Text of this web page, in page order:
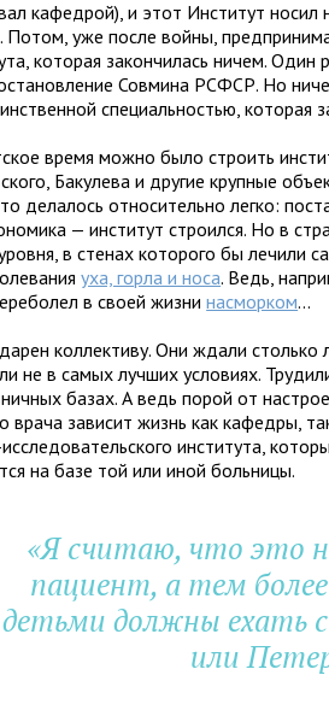
кафед­рой), и этот Институт
Потом, уже после войны,
кото­рая закон­чи­лась ничем.
Совмина РСФСР. Но
спе­ци­аль­но­стью, кото­рая
время можно было стро­ить
Бакулева и дру­гие круп­ные
дела­лось отно­си­тельно легко:
— инсти­тут строился. Но в
в сте­нах кото­рого бы лечили
уха, горла и носа. Ведь,
в своей жизнинасморком...
кол­лек­тиву. Они ждали столько
не в самых луч­ших усло­виях.
базах. А ведь порой от
врача зави­сит жизнь как кафедры,
инсти­тута,
на базе той или иной больницы.
«Я счи­таю, что это
паци­ент, а тем
детьми должны ехать
или